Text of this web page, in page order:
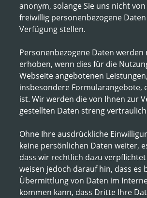
anonym, solange Sie uns nicht
freiwillig personenbezogene
Verfügung stellen.
Personenbezogene Daten werden
erhoben, wenn dies für die
Webseite angebotenen Leistungen,
insbesondere Formularangebote,
ist. Wir werden die von Ihnen zur
gestellten Daten streng
Ohne Ihre ausdrückliche
keine persönlichen Daten weiter,
dass wir rechtlich dazu
weisen jedoch darauf hin, dass es
Übermittlung von Daten im
kommen kann, dass Dritte Ihre